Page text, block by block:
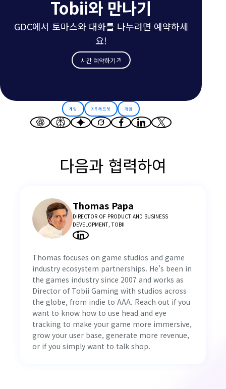
Tobii와 만나기
GDC에서 토마스와 대화를 나누려면 예약하세
요!
시간 예약하기
게임 XR 헤드셋 게임
다음과 협력하여
Thomas Papa
DIRECTOR OF PRODUCT AND BUSINESS
DEVELOPMENT, TOBII
Thomas focuses on game studios and game
industry ecosystem partnerships. He’s been in
the games industry since 2007 and works as
Director of Tobii Gaming with studios across
the globe, from indie to AAA. Reach out if you
want to know how to use head and eye
tracking to make your game more immersive,
grow your user base, generate more revenue,
or if you simply want to talk shop.